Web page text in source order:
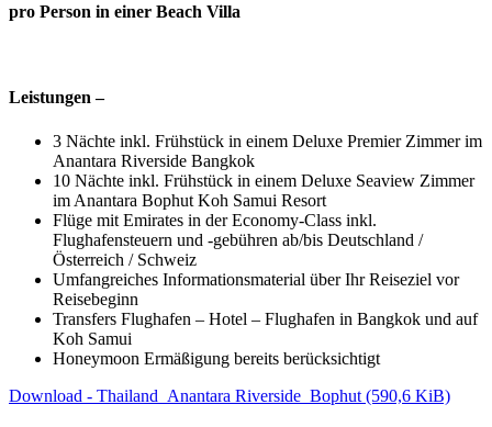
pro Person in einer Beach Villa
Leistungen –
3 Nächte inkl. Frühstück in einem Deluxe Premier Zimmer im
Anantara Riverside Bangkok
10 Nächte inkl. Frühstück in einem Deluxe Seaview Zimmer
im Anantara Bophut Koh Samui Resort
Flüge mit Emirates in der Economy-Class inkl.
Flughafensteuern und -gebühren ab/bis Deutschland /
Österreich / Schweiz
Umfangreiches Informationsmaterial über Ihr Reiseziel vor
Reisebeginn
Transfers Flughafen – Hotel – Flughafen in Bangkok und auf
Koh Samui
Honeymoon Ermäßigung bereits berücksichtigt
Download - Thailand_Anantara Riverside_Bophut (590,6 KiB)